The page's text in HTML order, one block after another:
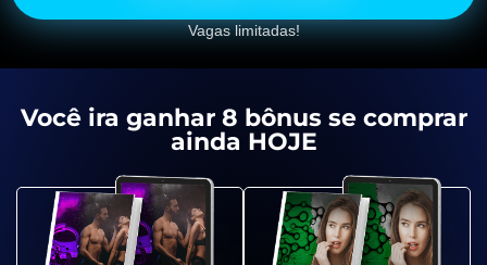
Vagas limitadas!
Você ira ganhar 8 bônus se comprar
ainda HOJE